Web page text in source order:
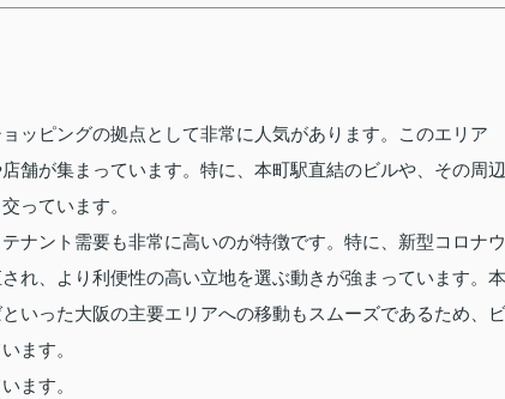
ッピングの拠点として非常に人気があります。このエリア
舗が集まっています。特に、本町駅直結のビルや、その周辺
っています。
ナント需要も非常に高いのが特徴です。特に、新型コロナウ
れ、より利便性の高い立地を選ぶ動きが強まっています。本
いった大阪の主要エリアへの移動もスムーズであるため、ビ
ます。
ます。